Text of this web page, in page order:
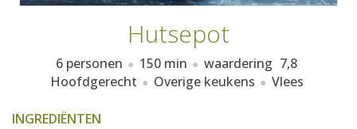
Hutsepot
6 personen 150 min waardering 7,8
Hoofdgerecht
Overige keukens Vlees
INGREDIËNTEN